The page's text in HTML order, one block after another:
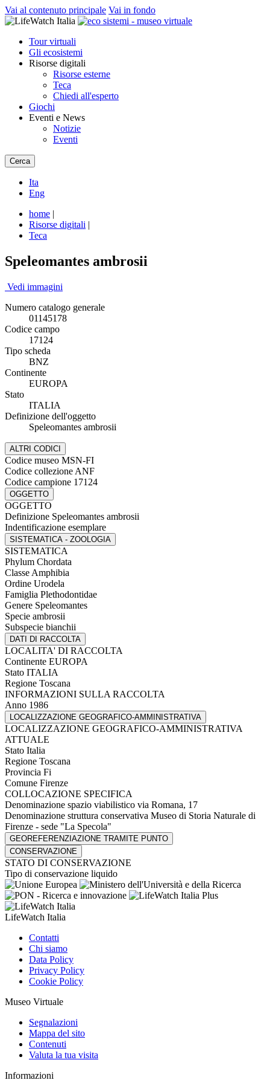
Vai al contenuto principale Vai in fondo
Tour virtuali
Gli ecosistemi
Risorse digitali
Risorse esterne
Teca
Chiedi all'esperto
Giochi
Eventi e News
Notizie
Eventi
Cerca
Ita
Eng
home |
Risorse digitali |
Teca
Speleomantes ambrosii
Vedi immagini
Numero catalogo generale
01145178
Codice campo
17124
Tipo scheda
BNZ
Continente
EUROPA
Stato
ITALIA
Definizione dell'oggetto
Speleomantes ambrosii
ALTRI CODICI
Codice museo MSN-FI
Codice collezione ANF
Codice campione 17124
OGGETTO
OGGETTO
Definizione Speleomantes ambrosii
Indentificazione esemplare
SISTEMATICA - ZOOLOGIA
SISTEMATICA
Phylum Chordata
Classe Amphibia
Ordine Urodela
Famiglia Plethodontidae
Genere Speleomantes
Specie ambrosii
Subspecie bianchii
DATI DI RACCOLTA
LOCALITA' DI RACCOLTA
Continente EUROPA
Stato ITALIA
Regione Toscana
INFORMAZIONI SULLA RACCOLTA
Anno 1986
LOCALIZZAZIONE GEOGRAFICO-AMMINISTRATIVA
LOCALIZZAZIONE GEOGRAFICO-AMMINISTRATIVA
ATTUALE
Stato Italia
Regione Toscana
Provincia Fi
Comune Firenze
COLLOCAZIONE SPECIFICA
Denominazione spazio viabilistico via Romana, 17
Denominazione struttura conservativa Museo di Storia Naturale di
Firenze - sede "La Specola"
GEOREFERENZIAZIONE TRAMITE PUNTO
CONSERVAZIONE
STATO DI CONSERVAZIONE
Tipo di conservazione liquido
LifeWatch Italia
Contatti
Chi siamo
Data Policy
Privacy Policy
Cookie Policy
Museo Virtuale
Segnalazioni
Mappa del sito
Contenuti
Valuta la tua visita
Informazioni